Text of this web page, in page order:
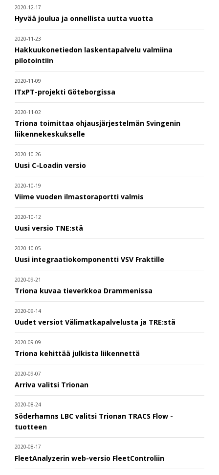
2020-12-17
Hyvää joulua ja onnellista uutta vuotta
2020-11-23
Hakkuukonetiedon laskentapalvelu valmiina
pilotointiin
2020-11-09
ITxPT-projekti Göteborgissa
2020-11-02
Triona toimittaa ohjausjärjestelmän Svingenin
liikennekeskukselle
2020-10-26
Uusi C-Loadin versio
2020-10-19
Viime vuoden ilmastoraportti valmis
2020-10-12
Uusi versio TNE:stä
2020-10-05
Uusi integraatiokomponentti VSV Fraktille
2020-09-21
Triona kuvaa tieverkkoa Drammenissa
2020-09-14
Uudet versiot Välimatkapalvelusta ja TRE:stä
2020-09-09
Triona kehittää julkista liikennettä
2020-09-07
Arriva valitsi Trionan
2020-08-24
Söderhamns LBC valitsi Trionan TRACS Flow -
tuotteen
2020-08-17
FleetAnalyzerin web-versio FleetControliin